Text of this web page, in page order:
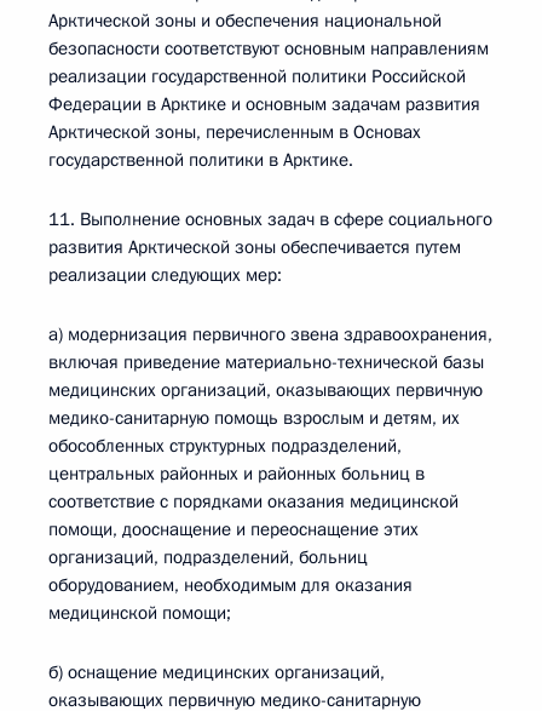
Арктической зоны и обеспечения национальной
безопасности соответствуют основным направлениям
реализации государственной политики Российской
Федерации в Арктике и основным задачам развития
Арктической зоны, перечисленным в Основах
государственной политики в Арктике.
11. Выполнение основных задач в сфере социального
развития Арктической зоны обеспечивается путем
реализации следующих мер:
а) модернизация первичного звена здравоохранения,
включая приведение материально-технической базы
медицинских организаций, оказывающих первичную
медико-санитарную помощь взрослым и детям, их
обособленных структурных подразделений,
центральных районных и районных больниц в
соответствие с порядками оказания медицинской
помощи, дооснащение и переоснащение этих
организаций, подразделений, больниц
оборудованием, необходимым для оказания
медицинской помощи;
б) оснащение медицинских организаций,
оказывающих первичную медико-санитарную